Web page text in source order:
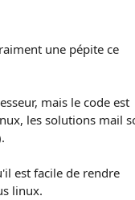
une pépite ce
mais le code est
les solutions mail
est facile de rendre
linux.